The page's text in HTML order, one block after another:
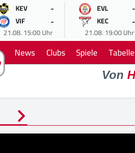
KEV -
VIF -
21.08. 15:00 Uhr
EVL -
KEC -
21.08. 19:00 Uhr
News Clubs Spiele Tabelle
Von